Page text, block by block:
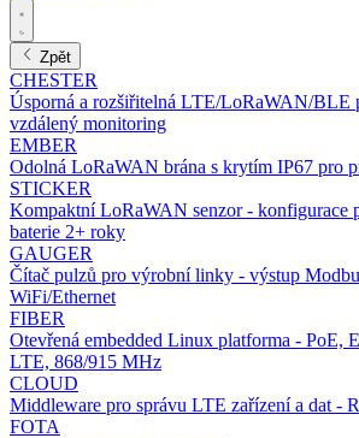
Zpět
CHESTER
Úsporná a rozšiřitelná LTE/LoRaWAN/BLE
vzdálený monitoring
EMBER
Odolná LoRaWAN brána s krytím IP67 pro
STICKER
Kompaktní LoRaWAN senzor - konfigurace
baterie 2+ roky
GAUGER
Čítač pulzů pro výrobní linky - výstup
WiFi/Ethernet
FIBER
Otevřená embedded Linux platforma - PoE,
LTE, 868/915 MHz
CLOUD
Middleware pro správu LTE zařízení a dat -
FOTA